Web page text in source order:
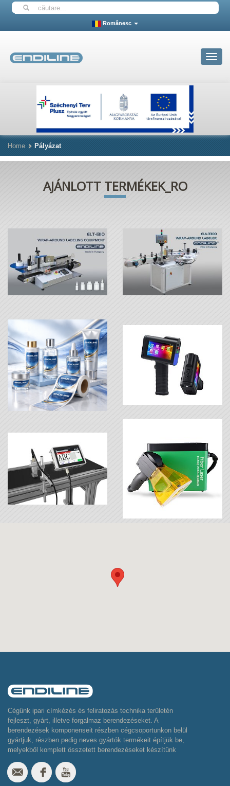
Românesc
Toggle
Home Pályázat
AJÁNLOTT TERMÉKEK_RO
Cégünk ipari címkézés és feliratozás technika területén
fejleszt, gyárt, illetve forgalmaz berendezéseket. A
berendezések komponenseit részben cégcsoportunkon belül
gyártjuk, részben pedig neves gyártók termékeit építjük be,
melyekből komplett összetett berendezéseket készítünk